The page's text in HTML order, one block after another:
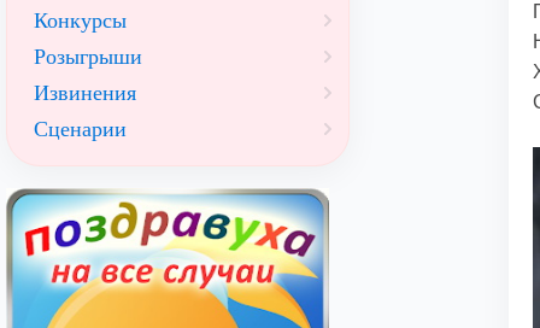
Конкурсы
Розыгрыши
Извинения
Сценарии